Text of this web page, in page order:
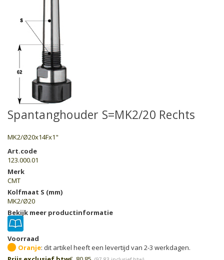
Spantanghouder S=MK2/20 Rechts
MK2/Ø20x14Fx1"
Art.code
123.000.01
Merk
CMT
Kolfmaat S (mm)
MK2/Ø20
Bekijk meer productinformatie
Voorraad
Oranje